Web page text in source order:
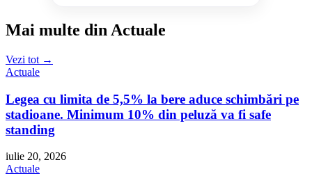
Mai multe din Actuale
Vezi tot →
Actuale
Legea cu limita de 5,5% la bere aduce schimbări pe
stadioane. Minimum 10% din peluză va fi safe
standing
iulie 20, 2026
Actuale